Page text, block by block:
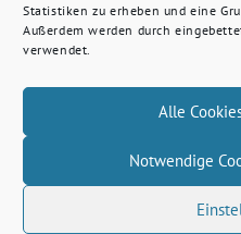
Statistiken zu erheben und eine
Außerdem werden durch
verwendet.
Alle
Notwendige